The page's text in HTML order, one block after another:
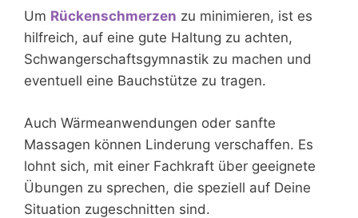
Um Rückenschmerzen zu minimieren, ist es
hilfreich, auf eine gute Haltung zu achten,
Schwangerschaftsgymnastik zu machen und
eventuell eine Bauchstütze zu tragen.
Auch Wärmeanwendungen oder sanfte
Massagen können Linderung verschaffen. Es
lohnt sich, mit einer Fachkraft über geeignete
Übungen zu sprechen, die speziell auf Deine
Situation zugeschnitten sind.